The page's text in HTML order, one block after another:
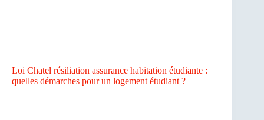
Loi Chatel résiliation assurance habitation étudiante :
quelles démarches pour un logement étudiant ?